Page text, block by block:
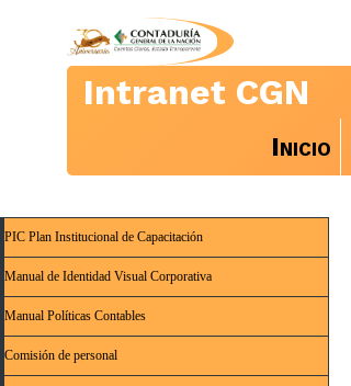
Intranet CGN
Inicio
PIC Plan Institucional de Capacitación
Manual de Identidad Visual Corporativa
Manual Políticas Contables
Comisión de personal